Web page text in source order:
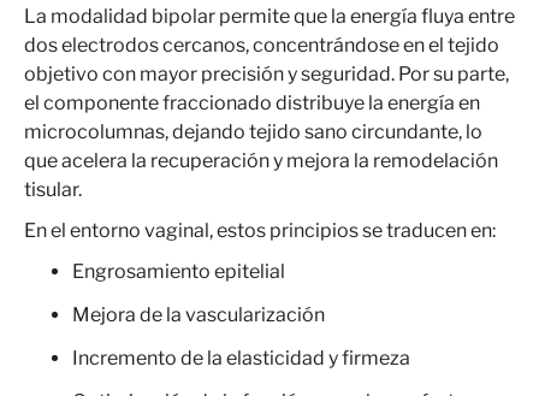
La modalidad bipolar permite que la energía fluya entre
dos electrodos cercanos, concentrándose en el tejido
objetivo con mayor precisión y seguridad. Por su parte,
el componente fraccionado distribuye la energía en
microcolumnas, dejando tejido sano circundante, lo
que acelera la recuperación y mejora la remodelación
tisular.
En el entorno vaginal, estos principios se traducen en:
Engrosamiento epitelial
Mejora de la vascularización
Incremento de la elasticidad y firmeza